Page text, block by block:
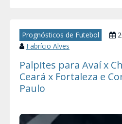
Prognósticos de Futebol
Fabrício Alves
Palpites para Avaí x
Ceará x Fortaleza e
Paulo